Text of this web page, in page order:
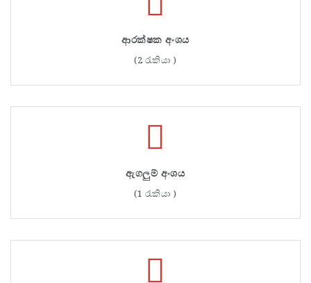
ආරක්ෂක අංශය
(2 රැකියා )
ඇගලුම් අංශය
(1 රැකියා )